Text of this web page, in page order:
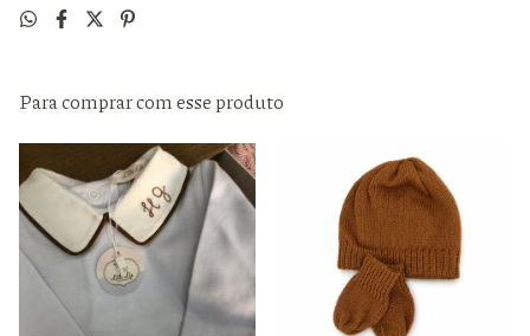
Para comprar com esse produto